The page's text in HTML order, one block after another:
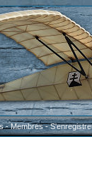
-Membres-